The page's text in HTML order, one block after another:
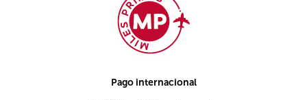
Pago internacional